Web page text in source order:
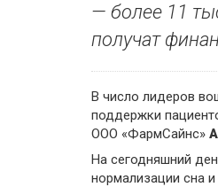
— более 11
получат
В число лидеров
поддержки
ООО «ФармСайнс»
На сегодняшний
нормализации сна